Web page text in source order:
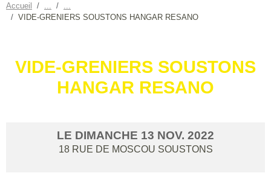
Accueil
VIDE-GRENIERS SOUSTONS HANGAR RESANO
VIDE-GRENIERS SOUSTONS
HANGAR RESANO
LE DIMANCHE 13 NOV. 2022
18 RUE DE MOSCOU SOUSTONS